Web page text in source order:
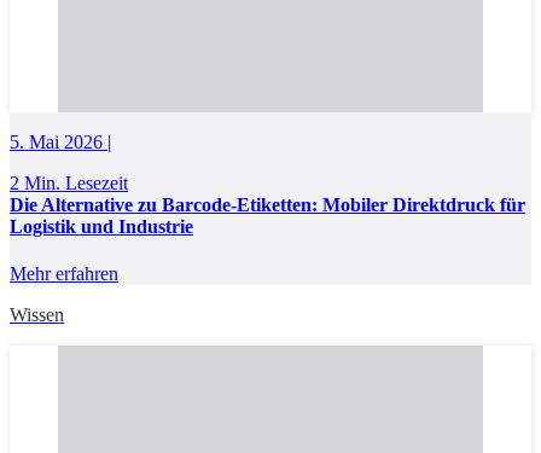
5. Mai 2026 |
2 Min. Lesezeit
Die Alternative zu Barcode-Etiketten: Mobiler Direktdruck für
Logistik und Industrie
Mehr erfahren
Wissen